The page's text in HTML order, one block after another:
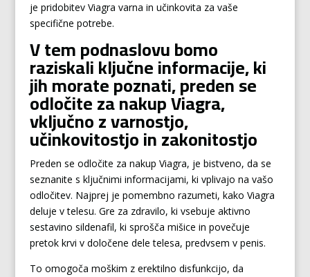
je pridobitev Viagra varna in učinkovita za vaše
specifične potrebe.
V tem podnaslovu bomo
raziskali ključne informacije, ki
jih morate poznati, preden se
odločite za nakup Viagra,
vključno z varnostjo,
učinkovitostjo in zakonitostjo
Preden se odločite za nakup Viagra, je bistveno, da se
seznanite s ključnimi informacijami, ki vplivajo na vašo
odločitev. Najprej je pomembno razumeti, kako Viagra
deluje v telesu. Gre za zdravilo, ki vsebuje aktivno
sestavino sildenafil, ki sprošča mišice in povečuje
pretok krvi v določene dele telesa, predvsem v penis.
To omogoča moškim z erektilno disfunkcijo, da